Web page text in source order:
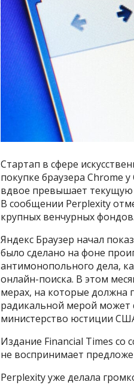
Стартап в сфере
покупке браузера Chrome
вдвое превышает текущую
В сообщении Perplexity
крупных венчурных фондов.
Яндекс Браузер начал
было сделано на фоне
антимонопольного дела,
онлайн-поиска. В этом
мерах, на которые должна
радикальной мерой может
министерство юстиции
Издание Financial Times
не воспринимает
Perplexity уже делала